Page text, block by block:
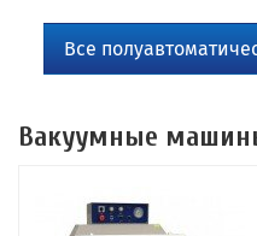
Все
Вакуумные